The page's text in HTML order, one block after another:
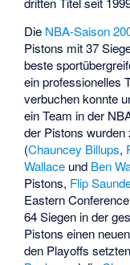
Die NBA-Saison
Pistons mit 37
beste
ein professionelles
verbuchen konnte
ein Team in der
der Pistons
(Chauncey Billups,
Wallace und Ben
Pistons, Flip
Eastern
64 Siegen in der
Pistons einen
den Playoffs